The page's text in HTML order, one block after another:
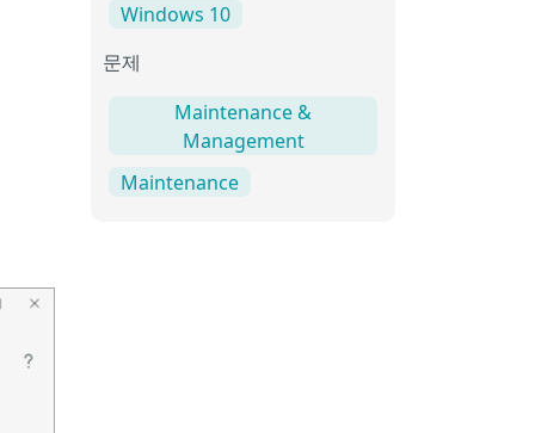
Windows 10
문제
Maintenance &
Management
Maintenance